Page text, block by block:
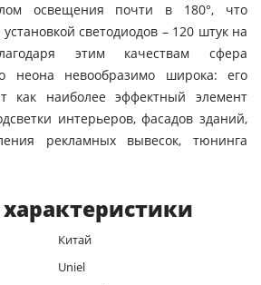
освещения почти в 180°, что
светодиодов – 120 штук на
этим качествам сфера
неона невообразимо широка: его
как наиболее эффектный элемент
интерьеров, фасадов зданий,
рекламных вывесок, тюнинга
Китай
Uniel